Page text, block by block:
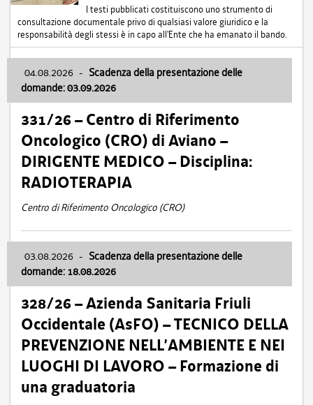
I testi pubblicati costituiscono uno strumento di
consultazione documentale privo di qualsiasi valore giuridico e la
responsabilità degli stessi è in capo all'Ente che ha emanato il bando.
04.08.2026 - Scadenza della presentazione delle
domande: 03.09.2026
331/26 – Centro di Riferimento
Oncologico (CRO) di Aviano –
DIRIGENTE MEDICO – Disciplina:
RADIOTERAPIA
Centro di Riferimento Oncologico (CRO)
03.08.2026 - Scadenza della presentazione delle
domande: 18.08.2026
328/26 – Azienda Sanitaria Friuli
Occidentale (AsFO) – TECNICO DELLA
PREVENZIONE NELL’AMBIENTE E NEI
LUOGHI DI LAVORO – Formazione di
una graduatoria